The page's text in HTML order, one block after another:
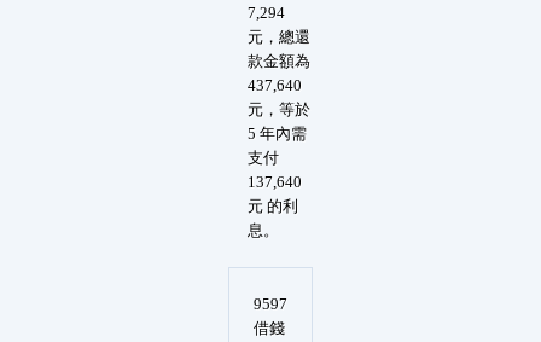
7,294
元，總還
款金額為
437,640
元，等於
5 年內需
支付
137,640
元 的利
息。
9597
借錢